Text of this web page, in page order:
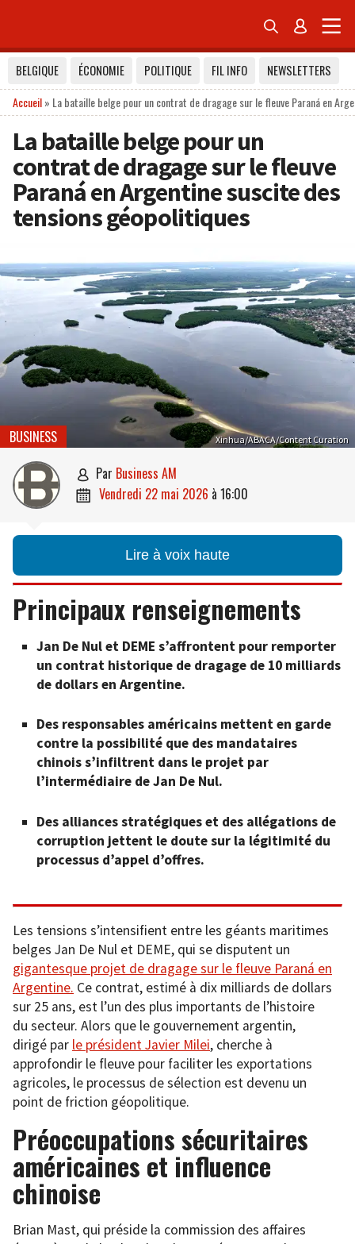
 
BELGIQUE ÉCONOMIE POLITIQUE FIL INFO
NEWSLETTERS
Accueil» La bataille belge pour un contrat de dragage sur le fleuve Paraná en
La bataille belge pour un
contrat de dragage sur le fleuve
Paraná en Argentine suscite des
tensions géopolitiques
Xinhua/ABACA/Content Curation
BUSINESS
 par Business AM
 vendredi 22 mai 2026 à 16:00
Lire à voix haute
Principaux renseignements
Jan De Nul et DEME s’affrontent pour remporter
un contrat historique de dragage de 10 milliards
de dollars en Argentine.
Des responsables américains mettent en garde
contre la possibilité que des mandataires
chinois s’infiltrent dans le projet par
l’intermédiaire de Jan De Nul.
Des alliances stratégiques et des allégations de
corruption jettent le doute sur la légitimité du
processus d’appel d’offres.
Les tensions s’intensifient entre les géants maritimes
belges Jan De Nul et DEME, qui se disputent un
gigantesque projet de dragage sur le fleuve Paraná en
Argentine. Ce contrat, estimé à dix milliards de dollars
sur 25 ans, est l’un des plus importants de l’histoire
du secteur. Alors que le gouvernement argentin,
dirigé par le président Javier Milei, cherche à
approfondir le fleuve pour faciliter les exportations
agricoles, le processus de sélection est devenu un
point de friction géopolitique.
Préoccupations sécuritaires
américaines et influence
chinoise
Brian Mast, qui préside la commission des affaires